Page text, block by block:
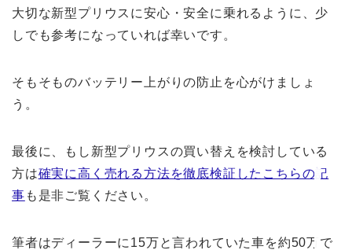
大切な新型プリウスに安心・安全に乗れるように、少
しでも参考になっていれば幸いです。
そもそものバッテリー上がりの防止を心がけましょ
う。
最後に、もし新型プリウスの買い替えを検討している
方は確実に高く売れる方法を徹底検証したこちらの記
事 も是非ご覧ください。
筆者はディーラーに15万と言われていた車を約50万で
SUZUKIの車
TOYOTAの車